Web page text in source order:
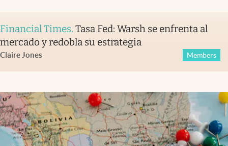
Financial Times. Tasa Fed: Warsh se enfrenta al
mercado y redobla su estrategia
Claire Jones Members